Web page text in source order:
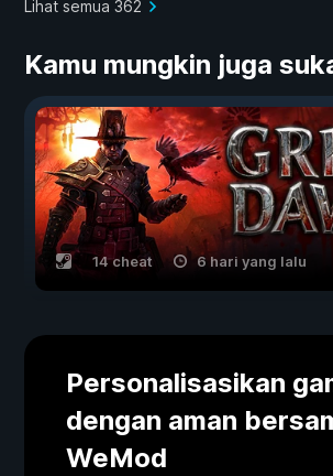
Lihat semua 362
Kamu mungkin juga
14 cheat 6 hari yang lalu
Personalisasikan
dengan aman
WeMod